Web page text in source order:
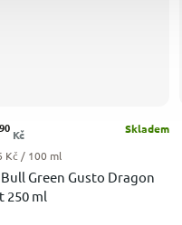
Bull Green Gusto Dragon
250 ml
Skladem
90
Kč
cena:
Kč / 100 ml